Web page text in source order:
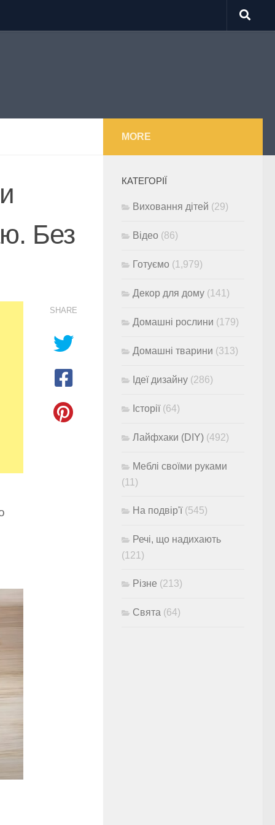
Без
SHARE
MORE
КАТЕГОРІЇ
Виховання дітей (29)
Відео (86)
Готуємо (1,979)
Декор для дому (141)
Домашні рослини (179)
Домашні тварини (313)
Ідеї дизайну (286)
Історії(64)
Лайфхаки (DIY) (492)
Меблі своїми руками
(11)
На подвір'ї(545)
Речі, що надихають
(121)
Різне (213)
Свята (64)